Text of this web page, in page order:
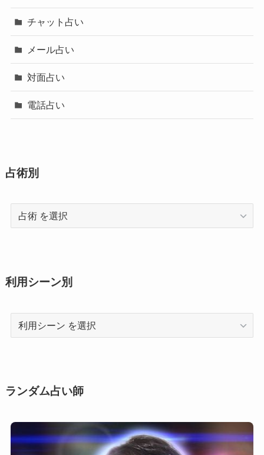
チャット占い
メール占い
対面占い
電話占い
占術別
術
利用シーン別
利
用
ン
ランダム占い師